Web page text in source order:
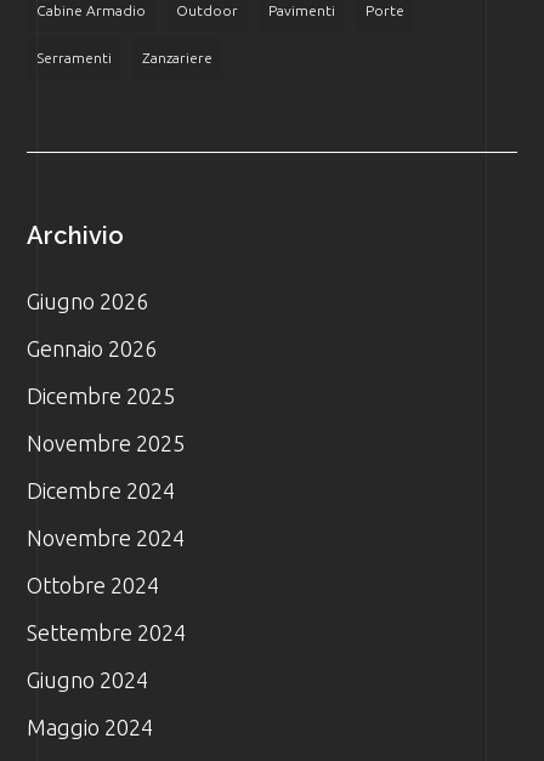
Cabine Armadio Outdoor Pavimenti Porte
Serramenti Zanzariere
Archivio
Giugno 2026
Gennaio 2026
Dicembre 2025
Novembre 2025
Dicembre 2024
Novembre 2024
Ottobre 2024
Settembre 2024
Giugno 2024
Maggio 2024